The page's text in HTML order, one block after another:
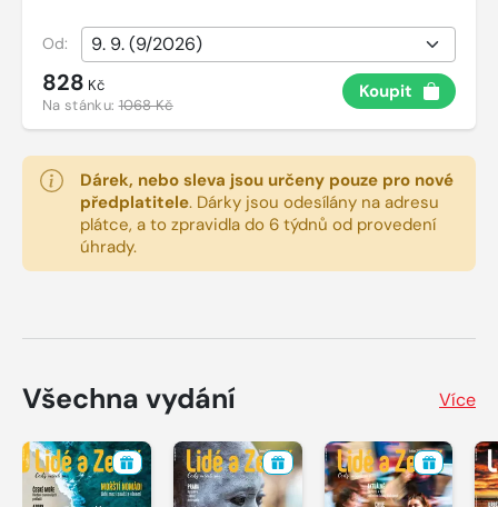
Od:
828 Kč
Na stánku:1068 Kč
Koupit
Dárek, nebo sleva jsou určeny pouze pro nové
předplatitele. Dárky jsou odesílány na adresu
plátce, a to zpravidla do 6 týdnů od provedení
úhrady.
Všechna vydání Více